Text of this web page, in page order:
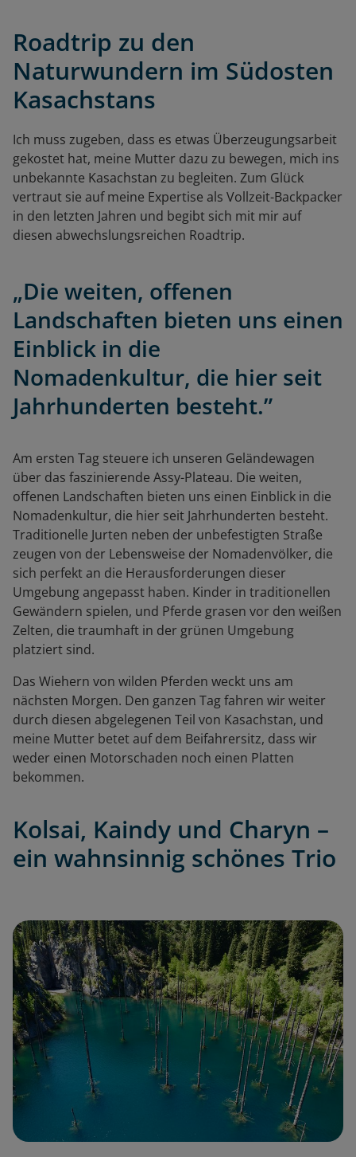
Roadtrip zu den
Naturwundern im Südosten
Kasachstans
Ich muss zugeben, dass es etwas Überzeugungsarbeit
gekostet hat, meine Mutter dazu zu bewegen, mich ins
unbekannte Kasachstan zu begleiten. Zum Glück
vertraut sie auf meine Expertise als Vollzeit-Backpacker
in den letzten Jahren und begibt sich mit mir auf
diesen abwechslungsreichen Roadtrip.
„Die weiten, offenen
Landschaften bieten uns einen
Einblick in die
Nomadenkultur, die hier seit
Jahrhunderten besteht.”
Am ersten Tag steuere ich unseren Geländewagen
über das faszinierende Assy-Plateau. Die weiten,
offenen Landschaften bieten uns einen Einblick in die
Nomadenkultur, die hier seit Jahrhunderten besteht.
Traditionelle Jurten neben der unbefestigten Straße
zeugen von der Lebensweise der Nomadenvölker, die
sich perfekt an die Herausforderungen dieser
Umgebung angepasst haben. Kinder in traditionellen
Gewändern spielen, und Pferde grasen vor den weißen
Zelten, die traumhaft in der grünen Umgebung
platziert sind.
Das Wiehern von wilden Pferden weckt uns am
nächsten Morgen. Den ganzen Tag fahren wir weiter
durch diesen abgelegenen Teil von Kasachstan, und
meine Mutter betet auf dem Beifahrersitz, dass wir
weder einen Motorschaden noch einen Platten
bekommen.
Kolsai, Kaindy und Charyn –
ein wahnsinnig schönes Trio